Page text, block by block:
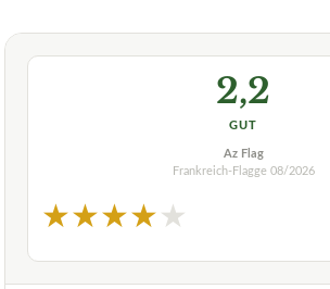
2,2
GUT
Az Flag
Frankreich-Flagge 08/2026
★★★★★